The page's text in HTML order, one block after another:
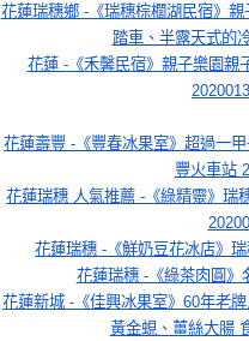
花蓮瑞穗鄉 -《瑞穗棕櫚湖民宿》
踏車、半露天式的
花蓮 -《禾馨民宿》親子樂園親
花蓮壽豐 -《豐春冰果室》超過一
豐火車站
花蓮瑞穗 人氣推薦 -《綠精靈》瑞
花蓮瑞穗 -《鮮奶豆花冰店》
花蓮瑞穗 -《綠茶肉圓》
花蓮新城 -《佳興冰果室》60年老
黃金蜆、薑絲大腸